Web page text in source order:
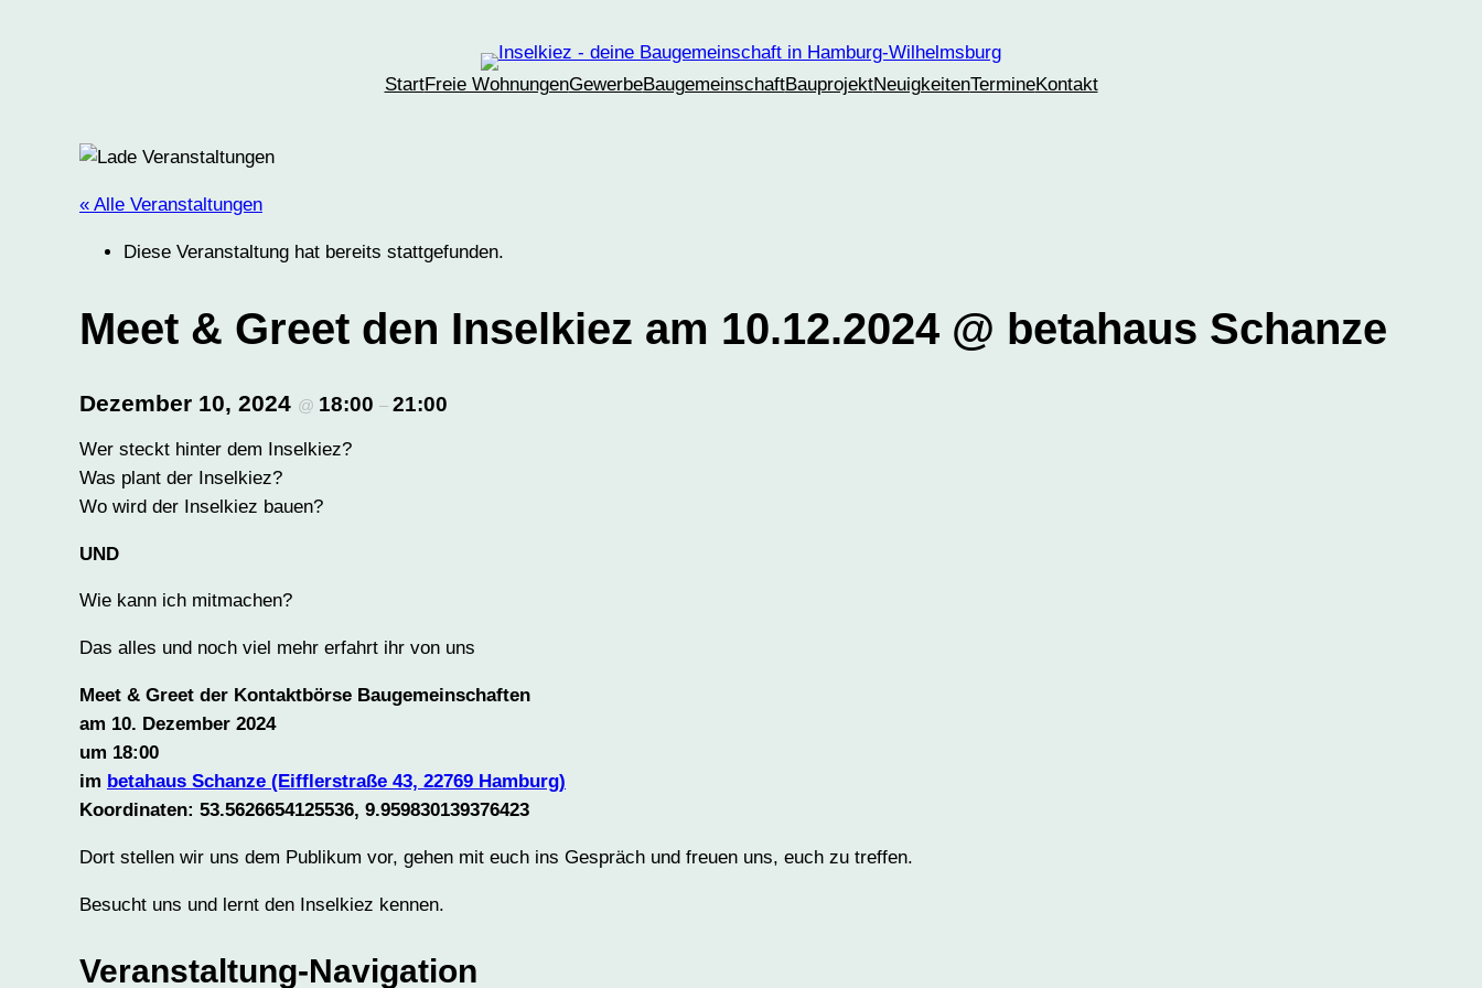
StartFreie WohnungenGewerbeBaugemeinschaftBauprojektNeuigkeitenTermineKontakt
« Alle Veranstaltungen
Diese Veranstaltung hat bereits stattgefunden.
Meet & Greet den Inselkiez am 10.12.2024 @ betahaus Schanze
Dezember 10, 2024 @ 18:00 – 21:00
Wer steckt hinter dem Inselkiez?
Was plant der Inselkiez?
Wo wird der Inselkiez bauen?
UND
Wie kann ich mitmachen?
Das alles und noch viel mehr erfahrt ihr von uns
Meet & Greet der Kontaktbörse Baugemeinschaften
am 10. Dezember 2024
um 18:00
im betahaus Schanze (Eifflerstraße 43, 22769 Hamburg)
Koordinaten: 53.5626654125536, 9.959830139376423
Dort stellen wir uns dem Publikum vor, gehen mit euch ins Gespräch und freuen uns, euch zu treffen.
Besucht uns und lernt den Inselkiez kennen.
Veranstaltung-Navigation